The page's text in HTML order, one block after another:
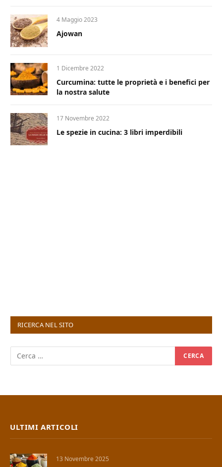
4 Maggio 2023
Ajowan
1 Dicembre 2022
Curcumina: tutte le proprietà e i benefici per
la nostra salute
17 Novembre 2022
Le spezie in cucina: 3 libri imperdibili
RICERCA NEL SITO
ULTIMI ARTICOLI
13 Novembre 2025